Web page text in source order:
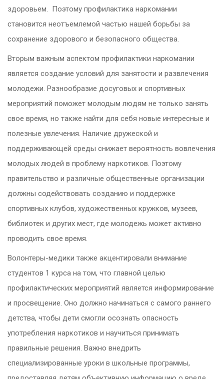
здоровьем. Поэтому профилактика наркомании
становится неотъемлемой частью нашей борьбы за
сохранение здорового и безопасного общества.
Вторым важным аспектом профилактики наркомании
является создание условий для занятости и развлечения
молодежи. Разнообразие досуговых и спортивных
мероприятий поможет молодым людям не только занять
свое время, но также найти для себя новые интересные и
полезные увлечения. Наличие дружеской и
поддерживающей среды снижает вероятность вовлечения
молодых людей в проблему наркотиков. Поэтому
правительство и различные общественные организации
должны содействовать созданию и поддержке
спортивных клубов, художественных кружков, музеев,
библиотек и других мест, где молодежь может активно
проводить свое время.
Волонтеры-медики также акцентировали внимание
студентов 1 курса на том, что главной целью
профилактических мероприятий является информирование
и просвещение. Оно должно начинаться с самого раннего
детства, чтобы дети смогли осознать опасность
употребления наркотиков и научиться принимать
правильные решения. Важно внедрить
специализированные уроки в школьные программы,